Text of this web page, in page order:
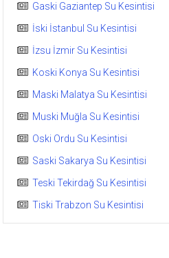
Gaski Gaziantep Su Kesintisi
İski İstanbul Su Kesintisi
İzsu İzmir Su Kesintisi
Koski Konya Su Kesintisi
Maski Malatya Su Kesintisi
Muski Muğla Su Kesintisi
Oski Ordu Su Kesintisi
Saski Sakarya Su Kesintisi
Teski Tekirdağ Su Kesintisi
Tiski Trabzon Su Kesintisi